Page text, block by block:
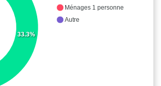
33.3%
Ménages 1 personne
Autre